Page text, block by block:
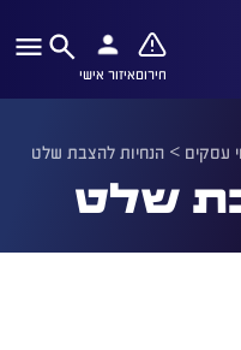
חירוםאיזור אישי
עסקים > הנחיות להצבת שלט
שלט